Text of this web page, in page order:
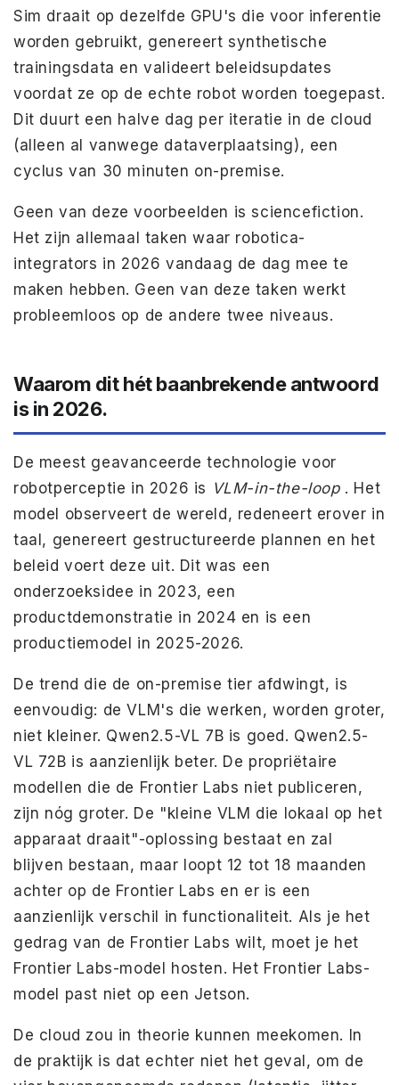
Sim draait op dezelfde GPU's die voor inferentie
worden gebruikt, genereert synthetische
trainingsdata en valideert beleidsupdates
voordat ze op de echte robot worden toegepast.
Dit duurt een halve dag per iteratie in de cloud
(alleen al vanwege dataverplaatsing), een
cyclus van 30 minuten on-premise.
Geen van deze voorbeelden is sciencefiction.
Het zijn allemaal taken waar robotica-
integrators in 2026 vandaag de dag mee te
maken hebben. Geen van deze taken werkt
probleemloos op de andere twee niveaus.
Waarom dit hét baanbrekende antwoord
is in 2026.
De meest geavanceerde technologie voor
robotperceptie in 2026 is VLM-in-the-loop. Het
model observeert de wereld, redeneert erover in
taal, genereert gestructureerde plannen en het
beleid voert deze uit. Dit was een
onderzoeksidee in 2023, een
productdemonstratie in 2024 en is een
productiemodel in 2025-2026.
De trend die de on-premise tier afdwingt, is
eenvoudig: de VLM's die werken, worden groter,
niet kleiner. Qwen2.5-VL 7B is goed. Qwen2.5-
VL 72B is aanzienlijk beter. De propriëtaire
modellen die de Frontier Labs niet publiceren,
zijn nóg groter. De "kleine VLM die lokaal op het
apparaat draait"-oplossing bestaat en zal
blijven bestaan, maar loopt 12 tot 18 maanden
achter op de Frontier Labs en er is een
aanzienlijk verschil in functionaliteit. Als je het
gedrag van de Frontier Labs wilt, moet je het
Frontier Labs-model hosten. Het Frontier Labs-
model past niet op een Jetson.
De cloud zou in theorie kunnen meekomen. In
de praktijk is dat echter niet het geval, om de